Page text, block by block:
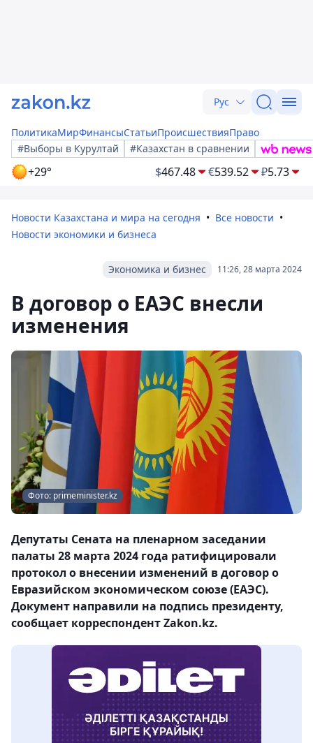
Рус
ПолитикаМирФинансыСтатьиПроисшествияПраво
#Выборы в Курултай
#Казахстан в сравнении
+29° $467.48 €539.52 ₽5.73
Новости Казахстана и мира на сегодня
Все новости
Новости экономики и бизнеса
11:26, 28 марта 2024
Экономика и бизнес
В договор о ЕАЭС внесли
изменения
Фото: primeminister.kz
Депутаты Сената на пленарном заседании
палаты 28 марта 2024 года ратифицировали
протокол о внесении изменений в договор о
Евразийском экономическом союзе (ЕАЭС).
Документ направили на подпись президенту,
сообщает корреспондент Zakon.kz.